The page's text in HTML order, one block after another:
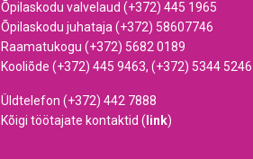
Õpilaskodu valvelaud (+372) 445 1965
Õpilaskodu juhataja (+372) 58607746
Raamatukogu (+372) 5682 0189
Kooliõde (+372) 445 9463, (+372) 5344 5246
Üldtelefon (+372) 442 7888
Kõigi töötajate kontaktid ( link)